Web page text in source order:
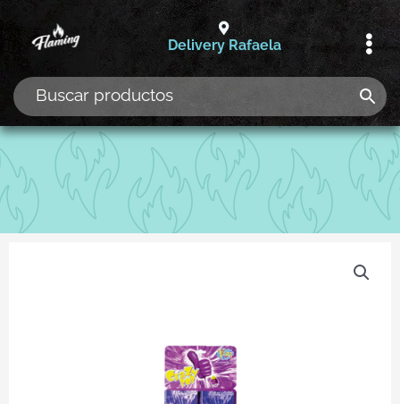
al
contenido
Delivery Rafaela